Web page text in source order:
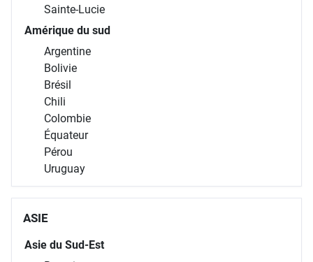
Sainte-Lucie
Amérique du sud
Argentine
Bolivie
Brésil
Chili
Colombie
Équateur
Pérou
Uruguay
ASIE
Asie du Sud-Est